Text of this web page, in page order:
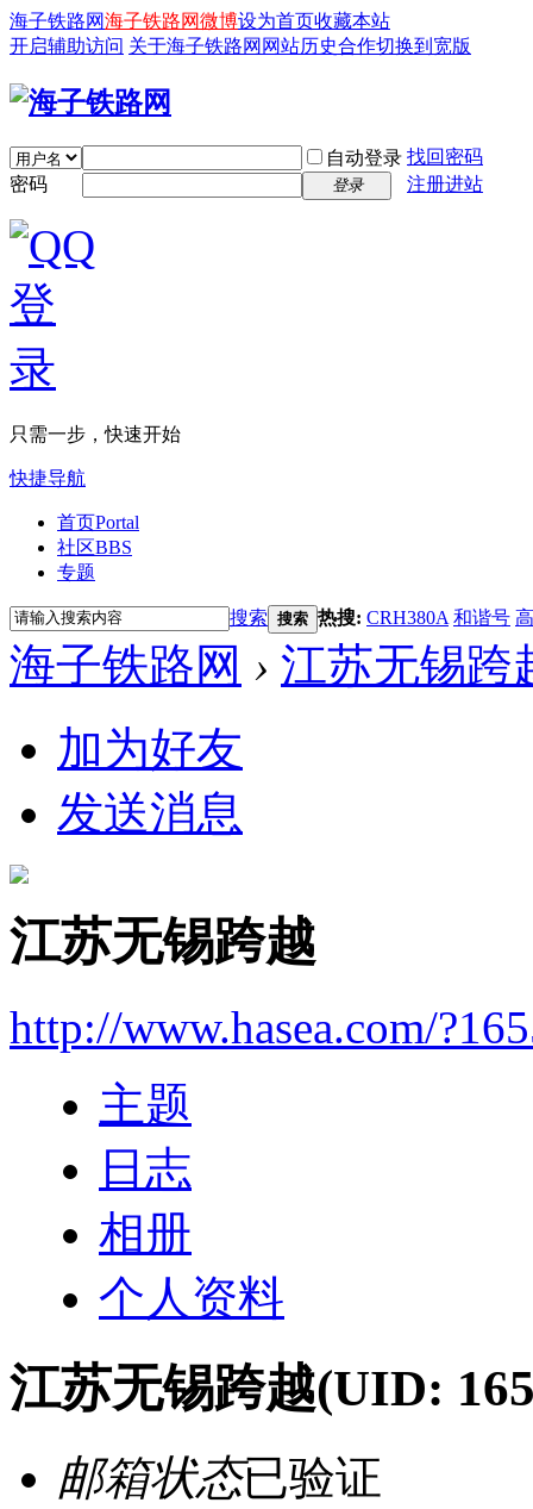
海子铁路网海子铁路网微博设为首页收藏本站
开启辅助访问 关于海子铁路网 网站历史合作切换到宽版
自动登录 找回密码
密码
登录 注册进站
只需一步，快速开始
快捷导航
首页Portal
社区BBS
专题
搜索 搜索 热搜: CRH380A 和谐号
海子铁路网 › 江苏无锡跨
加为好友
发送消息
江苏无锡跨越
http://www.hasea.com/
主题
日志
相册
个人资料
江苏无锡跨越(UID:
邮箱状态已验证